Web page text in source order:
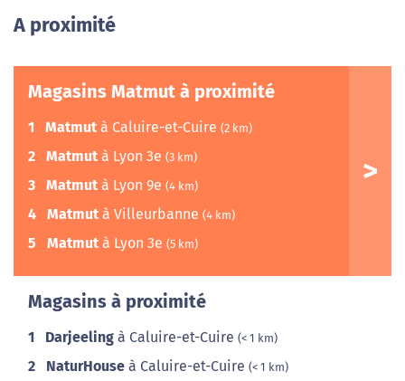
A proximité
Magasins Matmut à proximité
1 Matmut à Caluire-et-Cuire (2 km)
2 Matmut à Lyon 3e (3 km)
3 Matmut à Lyon 9e (4 km)
4 Matmut à Villeurbanne (4 km)
5 Matmut à Lyon 3e (5 km)
Magasins à proximité
1 Darjeeling à Caluire-et-Cuire (< 1 km)
2 NaturHouse à Caluire-et-Cuire (< 1 km)